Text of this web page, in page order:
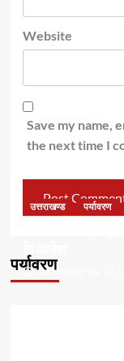
Website
Save my name,
the next time I
पर्यावरण
उत्तराखण्ड पर्यावरण
के आदेश
टीम राष्ट्र संत न्यूज